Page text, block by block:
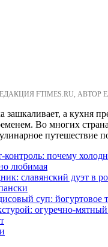
FTIMES.RU,
зашкаливает, а кухня
Во многих
путешествие
почему
любимая
славянский дуэт в
суп: йогуртовое
огуречно-